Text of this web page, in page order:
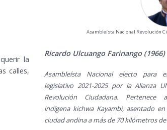
la
calles,
Asambleísta Nacional Revolución
Ricardo Ulcuango Farinango (1966)
Asambleísta Nacional electo para
legislativo 2021-2025 por la Alianza
Revolución Ciudadana. Pertenece
indígena kichwa Kayambi, asentado en
ciudad andina a más de 70 kilómetros